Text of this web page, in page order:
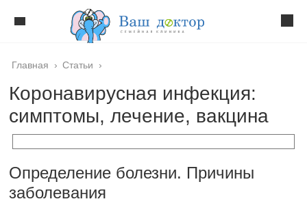
Главная › Статьи ›
Коронавирусная инфекция:
симптомы, лечение, вакцина
Определение болезни. Причины
заболевания